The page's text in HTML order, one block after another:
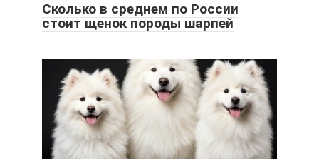
Cколько в среднем по России
стоит щенок породы шарпей